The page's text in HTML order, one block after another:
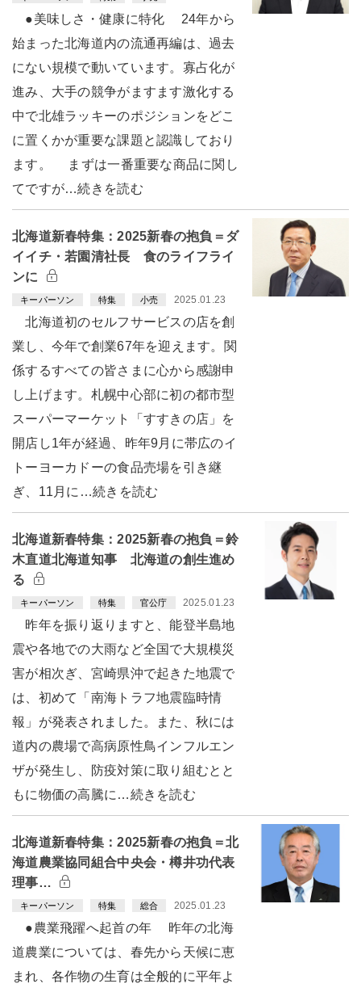
●美味しさ・健康に特化 24年から
始まった北海道内の流通再編は、過去
にない規模で動いています。寡占化が
進み、大手の競争がますます激化する
中で北雄ラッキーのポジションをどこ
に置くかが重要な課題と認識しており
ます。 まずは一番重要な商品に関し
てですが…続きを読む
北海道新春特集：2025新春の抱負＝ダ
イイチ・若園清社長 食のライフライ
ンに
キーパーソン 特集 小売 2025.01.23
北海道初のセルフサービスの店を創
業し、今年で創業67年を迎えます。関
係するすべての皆さまに心から感謝申
し上げます。札幌中心部に初の都市型
スーパーマーケット「すすきの店」を
開店し1年が経過、昨年9月に帯広のイ
トーヨーカドーの食品売場を引き継
ぎ、11月に…続きを読む
北海道新春特集：2025新春の抱負＝鈴
木直道北海道知事 北海道の創生進め
る
キーパーソン 特集 官公庁 2025.01.23
昨年を振り返りますと、能登半島地
震や各地での大雨など全国で大規模災
害が相次ぎ、宮崎県沖で起きた地震で
は、初めて「南海トラフ地震臨時情
報」が発表されました。また、秋には
道内の農場で高病原性鳥インフルエン
ザが発生し、防疫対策に取り組むとと
もに物価の高騰に…続きを読む
北海道新春特集：2025新春の抱負＝北
海道農業協同組合中央会・樽井功代表
理事…
キーパーソン 特集 総合 2025.01.23
●農業飛躍へ起首の年 昨年の北海
道農業については、春先から天候に恵
まれ、各作物の生育は全般的に平年よ